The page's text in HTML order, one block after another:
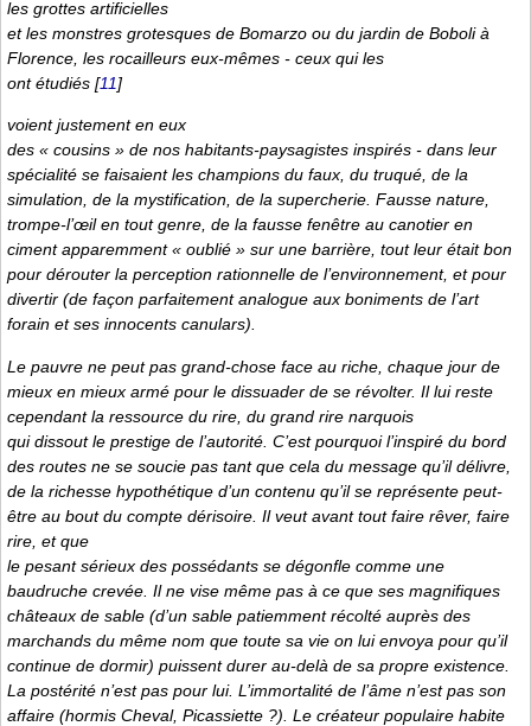
les grottes artificielles
et les monstres grotesques de Bomarzo ou du jardin de Boboli à
Florence, les rocailleurs eux-mêmes - ceux qui les
ont étudiés [11]
voient justement en eux
des « cousins » de nos habitants-paysagistes inspirés - dans leur
spécialité se faisaient les champions du faux, du truqué, de la
simulation, de la mystification, de la supercherie. Fausse nature,
trompe-l’œil en tout genre, de la fausse fenêtre au canotier en
ciment apparemment « oublié » sur une barrière, tout leur était bon
pour dérouter la perception rationnelle de l’environnement, et pour
divertir (de façon parfaitement analogue aux boniments de l’art
forain et ses innocents canulars).
Le pauvre ne peut pas grand-chose face au riche, chaque jour de
mieux en mieux armé pour le dissuader de se révolter. Il lui reste
cependant la ressource du rire, du grand rire narquois
qui dissout le prestige de l’autorité. C’est pourquoi l’inspiré du bord
des routes ne se soucie pas tant que cela du message qu’il délivre,
de la richesse hypothétique d’un contenu qu’il se représente peut-
être au bout du compte dérisoire. Il veut avant tout faire rêver, faire
rire, et que
le pesant sérieux des possédants se dégonfle comme une
baudruche crevée. Il ne vise même pas à ce que ses magnifiques
châteaux de sable (d’un sable patiemment récolté auprès des
marchands du même nom que toute sa vie on lui envoya pour qu’il
continue de dormir) puissent durer au-delà de sa propre existence.
La postérité n’est pas pour lui. L’immortalité de l’âme n’est pas son
affaire (hormis Cheval, Picassiette ?). Le créateur populaire habite